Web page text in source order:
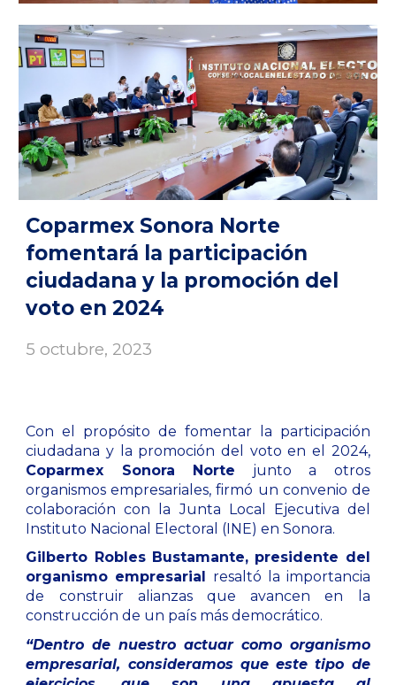
Coparmex Sonora Norte
fomentará la participación
ciudadana y la promoción del
voto en 2024
5 octubre, 2023
Con el propósito de fomentar la participación
ciudadana y la promoción del voto en el 2024,
Coparmex Sonora Norte
junto a otros
organismos empresariales, firmó un convenio de
colaboración con la Junta Local Ejecutiva del
Instituto Nacional Electoral (INE) en Sonora.
Gilberto Robles Bustamante, presidente del
organismo empresarial
resaltó la importancia
de construir alianzas que avancen en la
construcción de un país más democrático.
“Dentro de nuestro actuar como organismo
empresarial, consideramos que este tipo de